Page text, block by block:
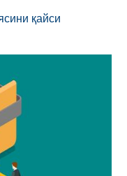
қайси